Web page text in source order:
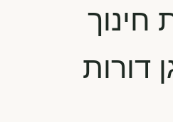
דורות